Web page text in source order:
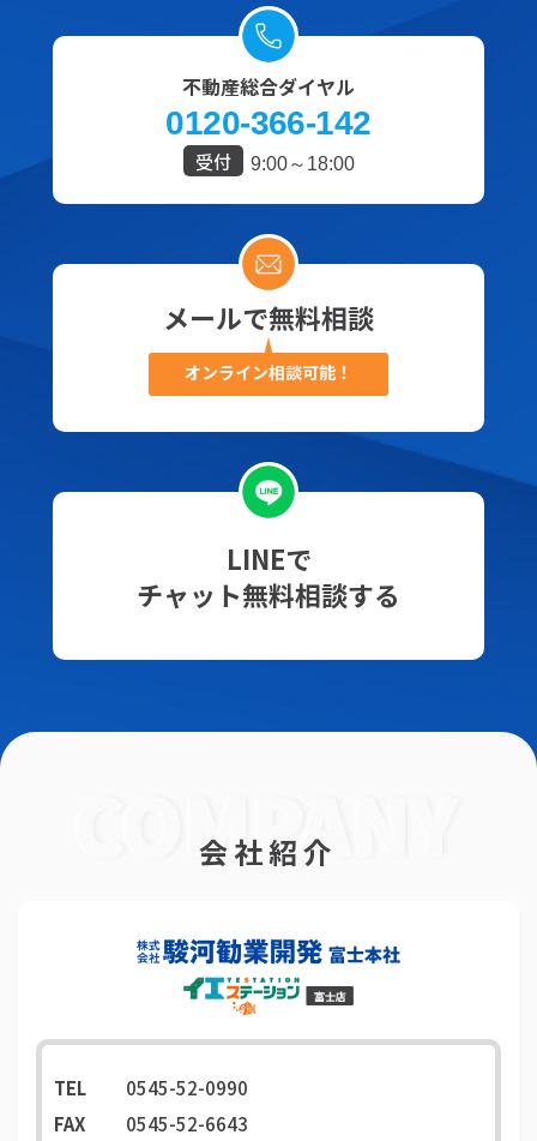
不動産総合ダイヤル
0120-366-142
受付 9:00～18:00
メールで無料相談
オンライン相談可能！
LINEで
チャット無料相談する
会社紹介
TEL
0545-52-0990
FAX
0545-52-6643